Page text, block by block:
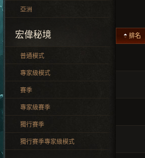
亞洲
宏偉秘境
普通模式
專家級模式
賽季
專家級賽季
獨行賽季
獨行賽季專家級模式
排名